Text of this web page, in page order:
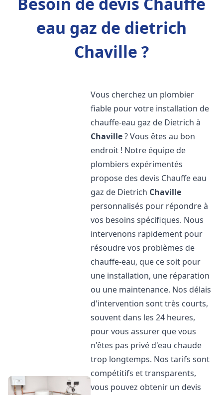
eau gaz de dietrich
Chaville ?
Vous cherchez un plombier
fiable pour votre installation de
chauffe-eau gaz de Dietrich à
Chaville? Vous êtes au bon
endroit ! Notre équipe de
plombiers expérimentés
propose des devis Chauffe eau
gaz de Dietrich Chaville
personnalisés pour répondre à
vos besoins spécifiques. Nous
intervenons rapidement pour
résoudre vos problèmes de
chauffe-eau, que ce soit pour
une installation, une réparation
ou une maintenance. Nos délais
d'intervention sont très courts,
souvent dans les 24 heures,
pour vous assurer que vous
n'êtes pas privé d'eau chaude
trop longtemps. Nos tarifs sont
compétitifs et transparents,
vous pouvez obtenir un devis